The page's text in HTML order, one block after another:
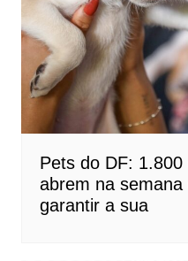
Pets do DF:
abrem na
garantir a sua